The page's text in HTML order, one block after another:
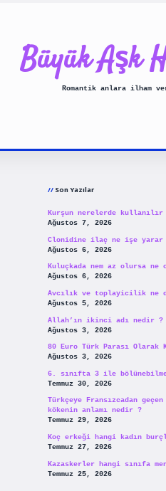
Büyük Aşk
Romantik anlara ilham
Son Yazılar
Kurşun nerelerde
Ağustos 7, 2026
Clonidine ilaç ne işe yarar
Ağustos 6, 2026
Kuluçkada nem az olursa ne
Ağustos 6, 2026
Avcılık ve toplayicilik ne
Ağustos 5, 2026
Allah’ın ikinci adı nedir ?
Ağustos 3, 2026
80 Euro Türk Parası Olarak
Ağustos 3, 2026
6. sınıfta 3 ile
Temmuz 30, 2026
Türkçeye Fransızcadan
kökenin anlamı nedir ?
Temmuz 29, 2026
Koç erkeği hangi kadın
Temmuz 27, 2026
Kazaskerler hangi sınıfa
Temmuz 25, 2026